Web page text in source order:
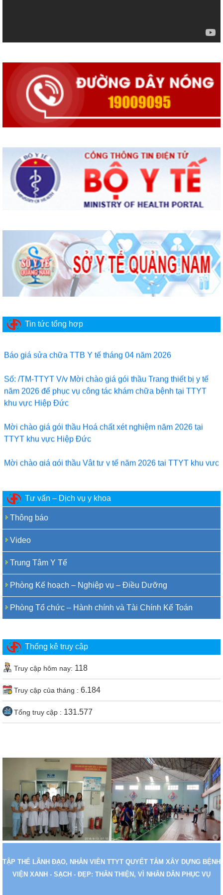
Tin tức tổng hợp
CÙNG CON ĐẾN TRƯỜNG
năm 2026 để phục vụ công tác khám chữa bệnh tại TTYT
khu vực Hiệp Đức
TTYT khu vực Hiệp Đức
Hiệp Đức
Mời báo giá Vắc xin phòng bệnh Dại năm 2026
Thu mời chào gia sửa chữa TTB y tế
Thư mơi chao gia khi ô xy 2026
Thư mơi chao gia thuê phân mềm CNTT
Chi bộ Hành chính- Nghiệp vụ kết nạp đảng viên mới
Tư vấn – Dịch vụ y khoa
Thông báo
Video
Trung Tâm Y Tế
Phòng Kế hoạch – Nghiệp vụ – Điều Dưỡng
Phòng Tổ chức – Hành chính và Tài Chính Kế Toán
Thống kê truy cập
118
6.184
131.577
TẬP THỂ LÃNH ĐẠO, NHÂN VIÊN TTYT QUYẾT TÂM XÂY DỰNG BỆNH
VIỆN XANH - SẠCH - ĐẸP: THÂN THIỆN, VÌ NHÂN DÂN PHỤC VỤ